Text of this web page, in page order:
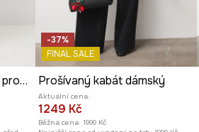
Péřový kabát dámský s prošíváním
-37%
FINAL SALE
Prošívaný kabát dámský
Aktuální cena:
1249 Kč
Běžná cena: 1999 Kč